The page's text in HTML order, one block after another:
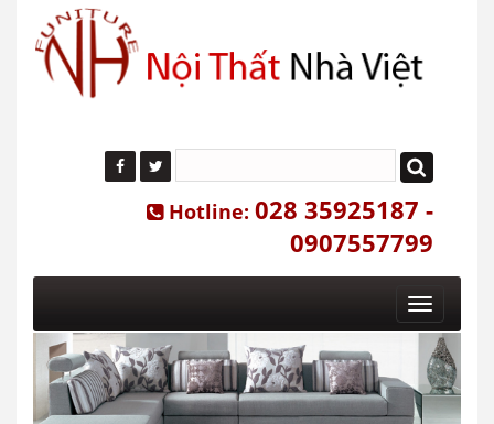
Hotline: 028 35925187 -
0907557799
Toggle